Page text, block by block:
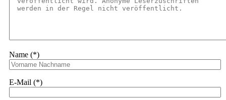
Name (*)
E-Mail (*)